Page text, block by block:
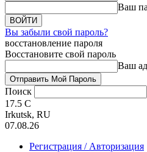
Ваш
Вы забыли свой пароль?
восстановление пароля
Восстановите свой пароль
Ваш
Поиск
17.5 C
Irkutsk, RU
07.08.26
Регистрация / Авторизация